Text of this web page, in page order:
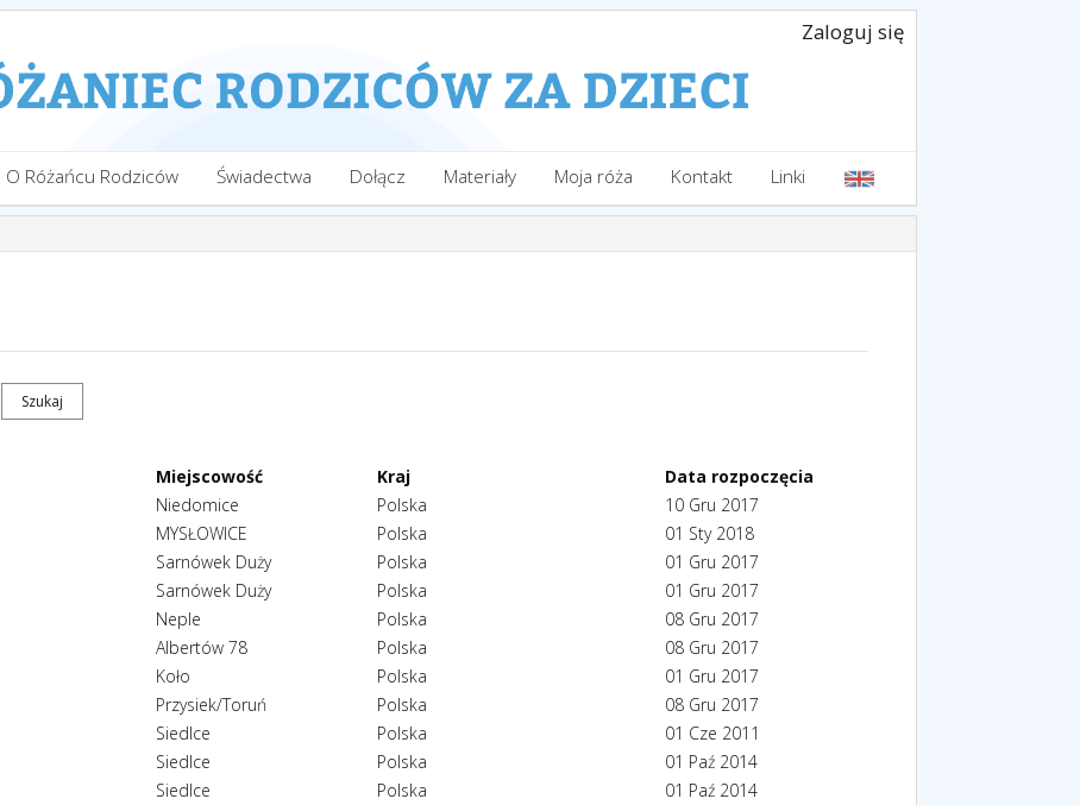
Zaloguj się
O Różańcu Rodziców Świadectwa Dołącz Materiały Moja róża Kontakt Linki
Miejscowość Kraj
Data rozpoczęcia
Niedomice Polska
10 Gru 2017
MYSŁOWICE Polska
01 Sty 2018
Sarnówek Duży Polska
01 Gru 2017
Sarnówek Duży Polska
01 Gru 2017
Neple Polska
08 Gru 2017
Albertów 78 Polska
08 Gru 2017
Koło Polska
01 Gru 2017
Przysiek/Toruń Polska
08 Gru 2017
Siedlce Polska
01 Cze 2011
Siedlce Polska
01 Paź 2014
Siedlce Polska
01 Paź 2014